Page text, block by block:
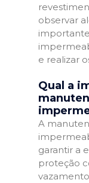
observar
e realizar
Qual a
A
garantir a
proteção